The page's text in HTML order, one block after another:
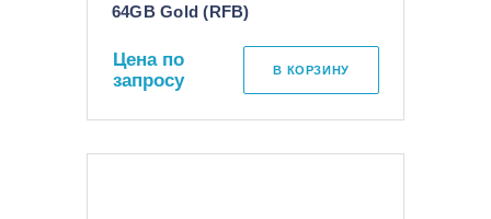
64GB Gold (RFB)
Цена по
запросу
В КОРЗИНУ